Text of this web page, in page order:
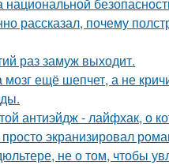
рассказал, почему
раз замуж выходит.
ещё шепчет, а не
антиэйдж - лайфхак, о
экранизировал
не о том, чтобы